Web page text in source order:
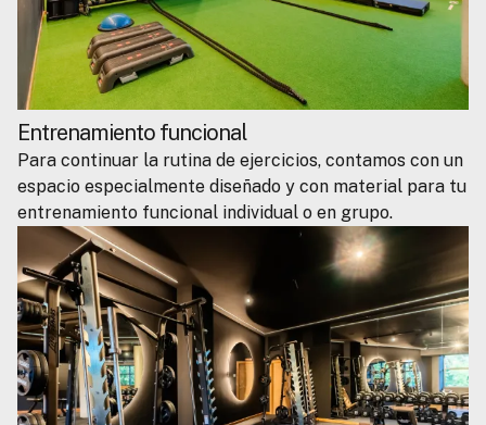
Entrenamiento funcional
Para continuar la rutina de ejercicios, contamos con un
espacio especialmente diseñado y con material para tu
entrenamiento funcional individual o en grupo.